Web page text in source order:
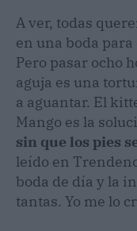
A ver, todas
en una boda
Pero pasar ocho
aguja es una
a aguantar. El
Mango es la
sin que los pies
leído en
boda de día y la
tantas. Yo me lo